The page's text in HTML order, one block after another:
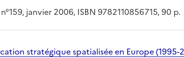
janvier 2006, ISBN 9782110856715, 90 p.
stratégique spatialisée en Europe (1995-